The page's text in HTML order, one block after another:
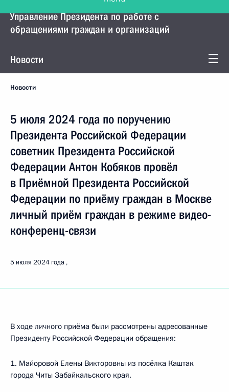
Управление Президента по работе с
обращениями граждан и организаций
Новости
Новости
5 июля 2024 года по поручению
Президента Российской Федерации
советник Президента Российской
Федерации Антон Кобяков провёл
в Приёмной Президента Российской
Федерации по приёму граждан в Москве
личный приём граждан в режиме видео-
конференц-связи
5 июля 2024 года
В ходе личного приёма были рассмотрены адресованные
Президенту Российской Федерации обращения:
1. Майоровой Елены Викторовны из посёлка Каштак
города Читы Забайкальского края.